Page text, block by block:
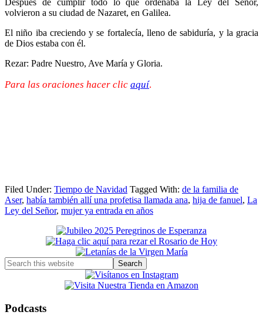
volvieron a su ciudad de Nazaret, en Galilea.
El niño iba creciendo y se fortalecía, lleno de sabiduría, y la gracia
de Dios estaba con él.
Rezar: Padre Nuestro, Ave María y Gloria.
Para las oraciones hacer clic aquí.
Filed Under: Tiempo de Navidad Tagged With: de la familia de
Aser, había también allí una profetisa llamada ana, hija de fanuel, La
Ley del Señor, mujer ya entrada en años
Primary
Sidebar
Search
this
Podcasts